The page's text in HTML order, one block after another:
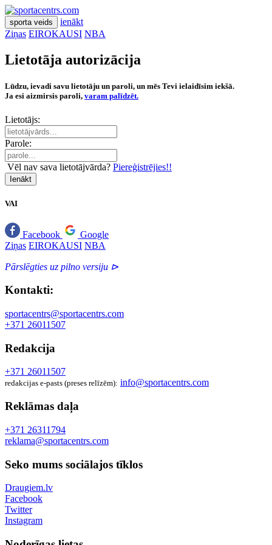
sporta veids
ienākt
Ziņas EIROKAUSI NBA
Lietotāja autorizācija
Lūdzu, ievadi savu lietotāju un paroli, un mēs Tevi ielaidīsim iekšā.
Ja esi aizmirsis paroli, varam palīdzēt.
Lietotājs:
Parole:
Vēl nav sava lietotājvārda? Piereģistrējies!!
Ienākt
VAI
Facebook
Google
Ziņas EIROKAUSI NBA
Pārslēgties uz pilno versiju ⊳
Kontakti:
sportacentrs@sportacentrs.com
+371 26011507
Redakcija
+371 26011507
redakcijas e-pasts (preses relīzēm): info@sportacentrs.com
Reklāmas daļa
+371 26311794
reklama@sportacentrs.com
Seko mums sociālajos tīklos
Draugiem.lv
Facebook
Twitter
Instagram